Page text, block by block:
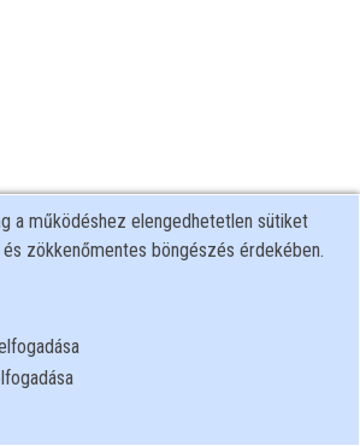
a működéshez elengedhetetlen sütiket
zökkenőmentes böngészés érdekében.